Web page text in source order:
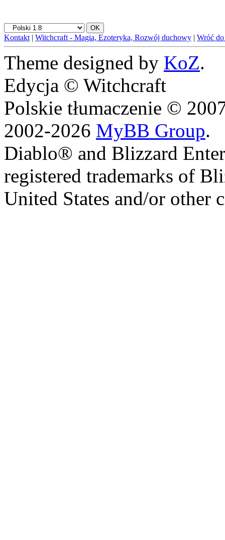
Kontakt | Witchcraft - Magia, Ezoteryka, Rozwój duchowy | Wróć
Theme designed by KoZ.
Edycja © Witchcraft
Polskie tłumaczenie ©
2002-2026 MyBB Group.
Diablo® and Blizzard
registered trademarks of
United States and/or other